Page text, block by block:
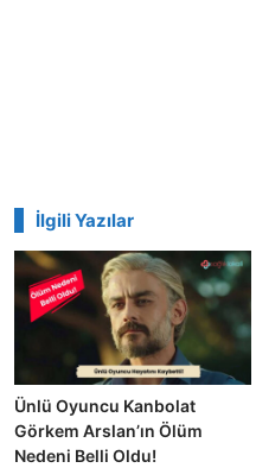
İlgili Yazılar
Ünlü Oyuncu Kanbolat
Görkem Arslan’ın Ölüm
Nedeni Belli Oldu!